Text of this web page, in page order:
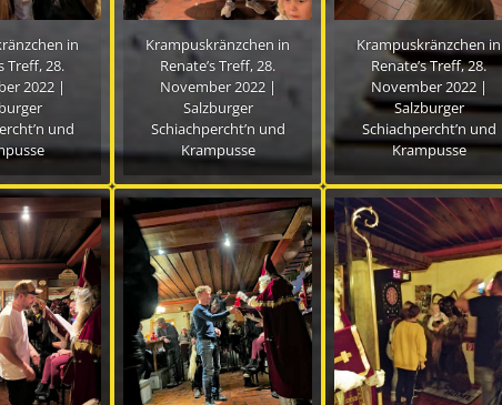
in
Treff, 28.
2022 |
und
Krampuskränzchen in
Renate’s Treff, 28.
November 2022 |
Salzburger
Schiachpercht’n und
Krampusse
Krampuskränzchen in
Renate’s Treff, 28.
November 2022 |
Salzburger
Schiachpercht’n und
Krampusse